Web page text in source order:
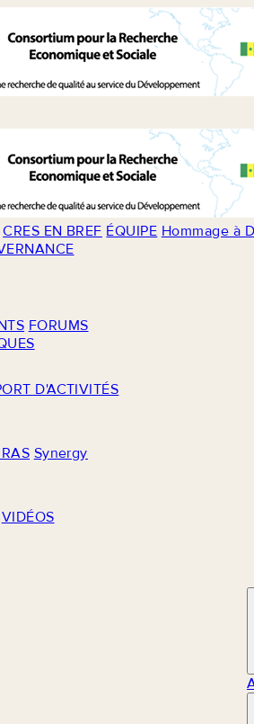
CRES EN BREF ÉQUIPE Hommage à
FORUMS
D'ACTIVITÉS
Synergy
VIDÉOS